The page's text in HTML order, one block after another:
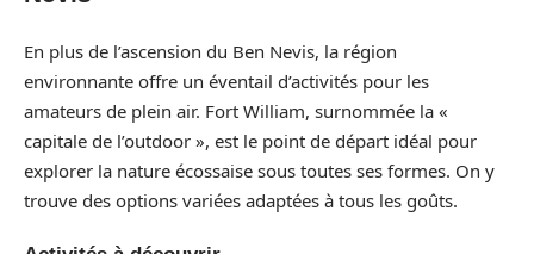
En plus de l’ascension du Ben Nevis, la région
environnante offre un éventail d’activités pour les
amateurs de plein air. Fort William, surnommée la «
capitale de l’outdoor », est le point de départ idéal pour
explorer la nature écossaise sous toutes ses formes. On y
trouve des options variées adaptées à tous les goûts.